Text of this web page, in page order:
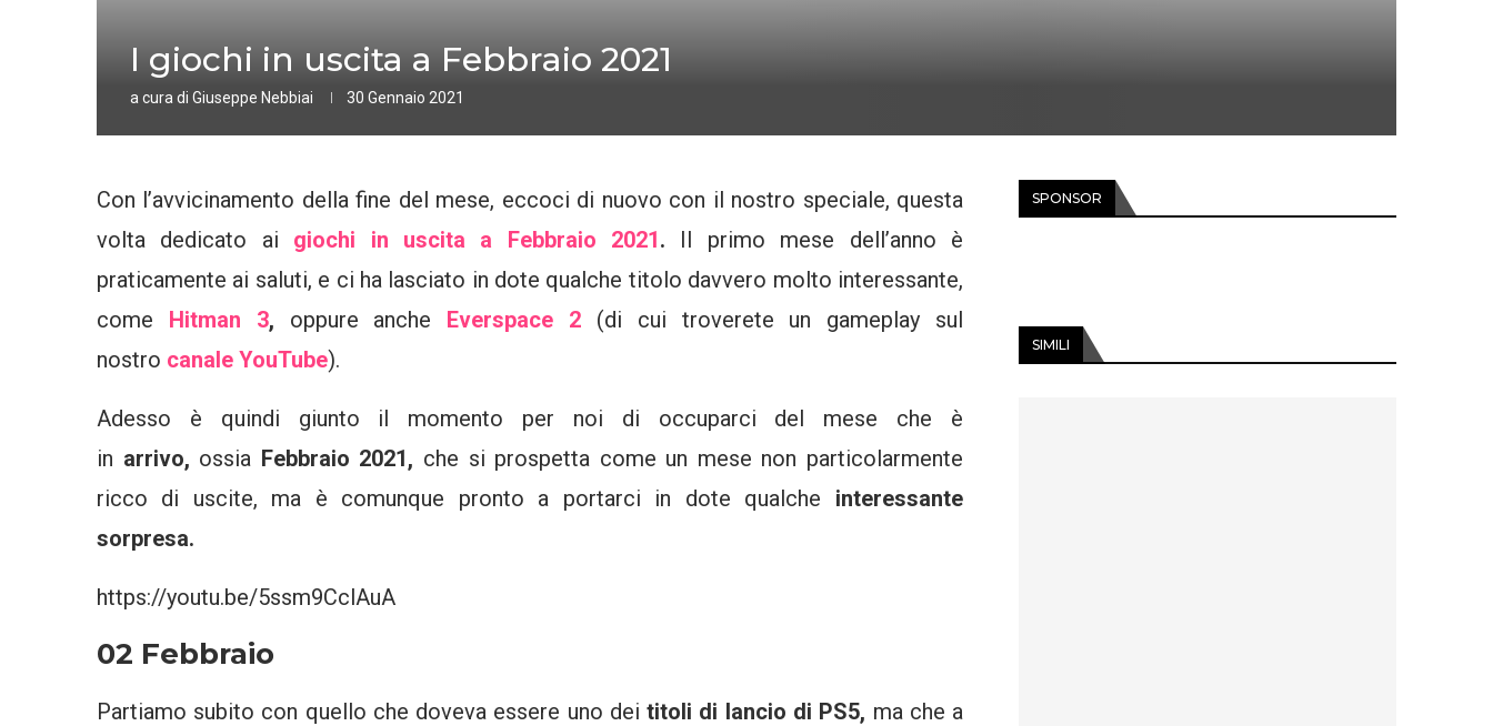
I giochi in uscita a Febbraio 2021
a cura di Giuseppe Nebbiai 30 Gennaio 2021
Con l’avvicinamento della fine del mese, eccoci di nuovo con il nostro speciale, questa
volta dedicato ai giochi in uscita a Febbraio 2021. Il primo mese dell’anno è
praticamente ai saluti, e ci ha lasciato in dote qualche titolo davvero molto interessante,
come Hitman 3, oppure anche Everspace 2
(di cui troverete un gameplay sul
nostro canale YouTube).
Adesso è quindi giunto il momento per noi di occuparci del mese che è
in arrivo, ossia Febbraio 2021, che si prospetta come un mese non particolarmente
ricco di uscite, ma è comunque pronto a portarci in dote qualche interessante
sorpresa.
https://youtu.be/5ssm9CclAuA
02 Febbraio
Partiamo subito con quello che doveva essere uno deititoli di lancio di PS5, ma che a
SPONSOR
SIMILI